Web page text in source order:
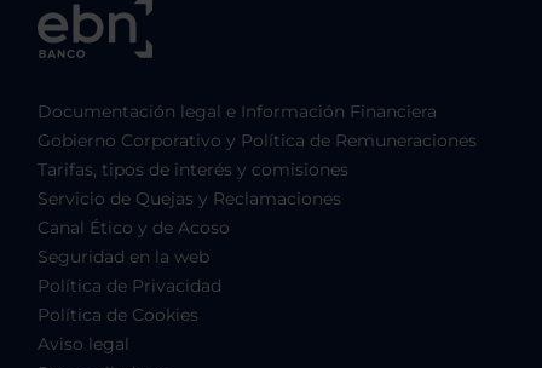
Documentación legal e Información Financiera
Gobierno Corporativo y Política de Remuneraciones
Tarifas, tipos de interés y comisiones
Servicio de Quejas y Reclamaciones
Canal Ético y de Acoso
Seguridad en la web
Política de Privacidad
Política de Cookies
Aviso legal